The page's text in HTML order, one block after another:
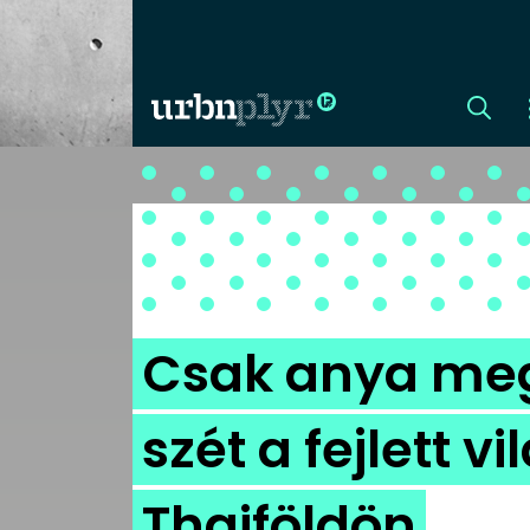
CÍMLAP
DIZÁJN
DIVAT
HIP
KULT
Csak anya
szét a fejlett